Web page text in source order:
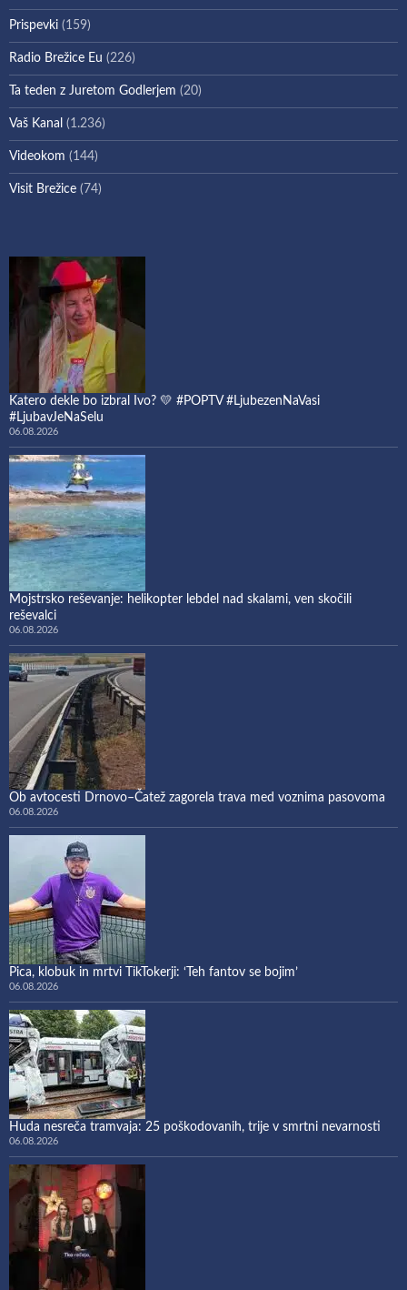
Prispevki (159)
Radio Brežice Eu (226)
Ta teden z Juretom Godlerjem (20)
Vaš Kanal (1.236)
Videokom (144)
Visit Brežice (74)
Katero dekle bo izbral Ivo? 💛 #POPTV #LjubezenNaVasi
#LjubavJeNaSelu
06.08.2026
Mojstrsko reševanje: helikopter lebdel nad skalami, ven skočili
reševalci
06.08.2026
Ob avtocesti Drnovo–Čatež zagorela trava med voznima pasovoma
06.08.2026
Pica, klobuk in mrtvi TikTokerji: ‘Teh fantov se bojim’
06.08.2026
Huda nesreča tramvaja: 25 poškodovanih, trije v smrtni nevarnosti
06.08.2026